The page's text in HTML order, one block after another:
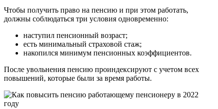
Чтобы получить право на пенсию и при этом работать,
должны соблюдаться три условия одновременно:
наступил пенсионный возраст;
есть минимальный страховой стаж;
накопился минимум пенсионных коэффициентов.
После увольнения пенсию проиндексируют с учетом всех
повышений, которые были за время работы.